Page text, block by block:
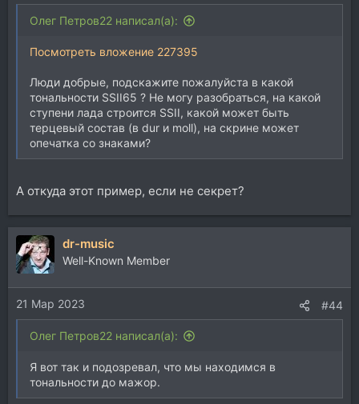
Олег Петров22 написал(а):
Посмотреть вложение 227395
Люди добрые, подскажите пожалуйста в какой
тональности SSII65 ? Не могу разобраться, на какой
ступени лада строится SSII, какой может быть
терцевый состав (в dur и moll), на скрине может
опечатка со знаками?
А откуда этот пример, если не секрет?
dr-music
Well-Known Member
21 Мар 2023 #44
Олег Петров22 написал(а):
Я вот так и подозревал, что мы находимся в
тональности до мажор.